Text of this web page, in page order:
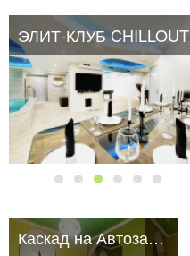
ЭЛИТ-КЛУБ CHILLOUT
Каскад на Автозаводской